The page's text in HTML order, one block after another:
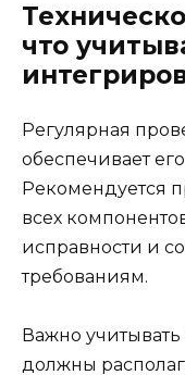
что
Регулярная
обеспечивает
Рекомендуется
всех
исправности и
требованиям.
Важно
должны